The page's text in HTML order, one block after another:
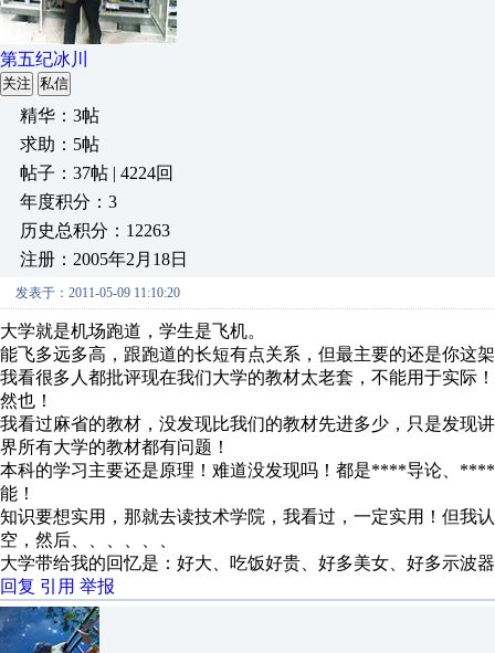
第五纪冰川
关注 私信
精华：3帖
求助：5帖
帖子：37帖 | 4224回
年度积分：3
历史总积分：12263
注册：2005年2月18日
发表于：2011-05-09 11:10:20
大学就是机场跑道，学生是飞机。
能飞多远多高，跟跑道的长短有点关系，但最主要的还是你这
我看很多人都批评现在我们大学的教材太老套，不能用于实际！
然也！
我看过麻省的教材，没发现比我们的教材先进多少，只是发现
界所有大学的教材都有问题！
本科的学习主要还是原理！难道没发现吗！都是****导论、
能！
知识要想实用，那就去读技术学院，我看过，一定实用！但我
空，然后、、、、、、
大学带给我的回忆是：好大、吃饭好贵、好多美女、好多示波
回复 引用 举报